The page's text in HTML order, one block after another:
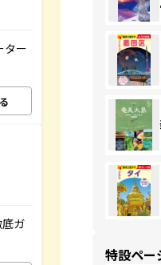
ター
ガ
特設ペー